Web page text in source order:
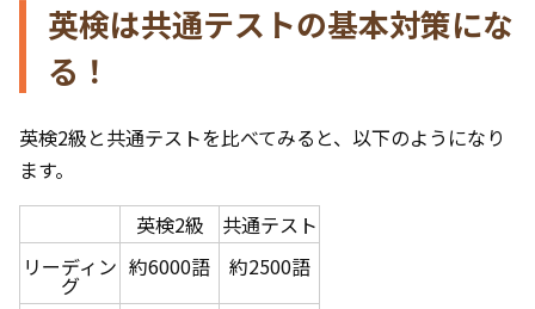
英検は共通テストの基本対策にな
る！
英検2級と共通テストを比べてみると、以下のようになり
ます。
英検2級
共通テスト
リーディン
グ
約6000語 約2500語